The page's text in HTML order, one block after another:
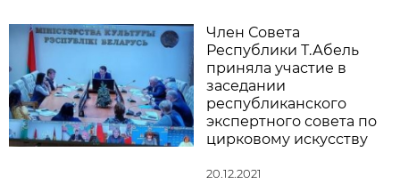
Член Совета
Республики Т.Абель
приняла участие в
заседании
республиканского
экспертного совета по
цирковому искусству
20.12.2021